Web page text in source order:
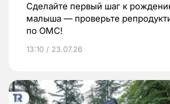
Сделайте первый шаг к
малыша — проверьте
по ОМС!
13:10 / 23.07.26